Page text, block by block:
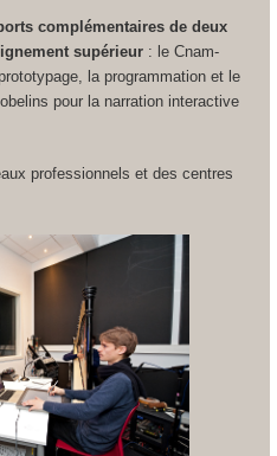
complémentaires de deux
supérieur: le Cnam-
la programmation et le
pour la narration interactive
professionnels et des centres